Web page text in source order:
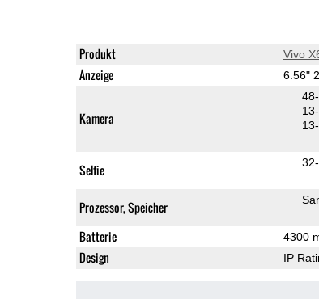
Produkt Vivo
Anzeige 6.56"
Kamera
Selfie
Prozessor, Speicher
Batterie 4300
Design IP